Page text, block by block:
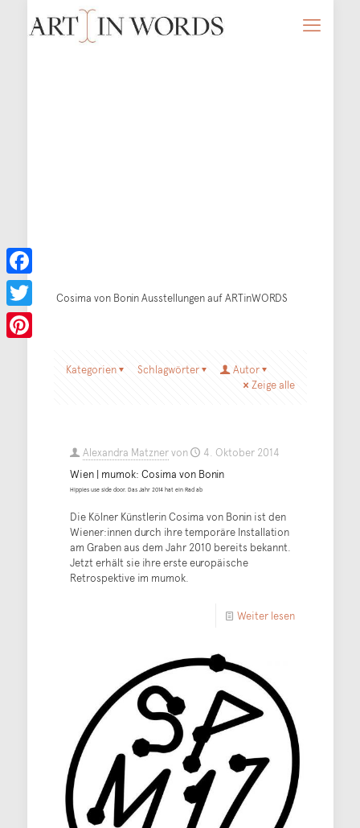
Cosima von Bonin Ausstellungen auf ARTinWORDS
Kategorien Schlagwörter
Autor
Zeige alle
Alexandra Matznervon
4. Oktober 2014
Wien | mumok: Cosima von Bonin
Hippies use side door. Das Jahr 2014 hat ein Rad ab
Die Kölner Künstlerin Cosima von Bonin ist den
Wiener:innen durch ihre temporäre Installation
am Graben aus dem Jahr 2010 bereits bekannt.
Jetzt erhält sie ihre erste europäische
Retrospektive im mumok.
Weiter lesen
Facebook
Twitter